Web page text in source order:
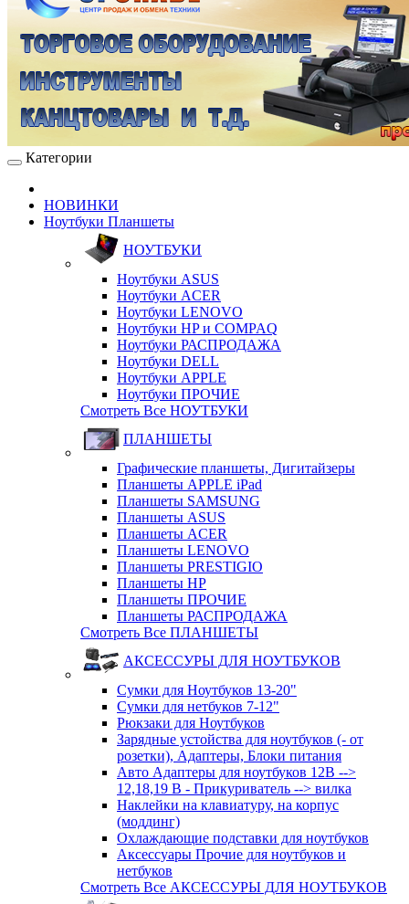
Категории
НОВИНКИ
Ноутбуки Планшеты
НОУТБУКИ
Ноутбуки ASUS
Ноутбуки ACER
Ноутбуки LENOVO
Ноутбуки HP и COMPAQ
Ноутбуки РАСПРОДАЖА
Ноутбуки DELL
Ноутбуки APPLE
Ноутбуки ПРОЧИЕ
Смотреть Все НОУТБУКИ
ПЛАНШЕТЫ
Графические планшеты, Дигитайзеры
Планшеты APPLE iPad
Планшеты SAMSUNG
Планшеты ASUS
Планшеты ACER
Планшеты LENOVO
Планшеты PRESTIGIO
Планшеты HP
Планшеты ПРОЧИЕ
Планшеты РАСПРОДАЖА
Смотреть Все ПЛАНШЕТЫ
АКСЕССУРЫ ДЛЯ НОУТБУКОВ
Сумки для Ноутбуков 13-20"
Сумки для нетбуков 7-12"
Рюкзаки для Ноутбуков
Зарядные устойства для ноутбуков (- от
розетки), Адаптеры, Блоки питания
Авто Адаптеры для ноутбуков 12В -->
12,18,19 В - Прикуриватель --> вилка
Наклейки на клавиатуру, на корпус
(моддинг)
Охлаждающие подставки для ноутбуков
Аксессуары Прочие для ноутбуков и
нетбуков
Смотреть Все АКСЕССУРЫ ДЛЯ НОУТБУКОВ